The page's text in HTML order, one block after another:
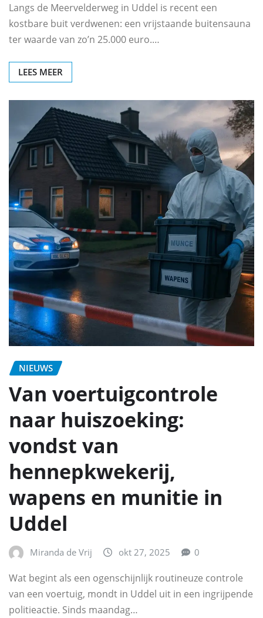
Langs de Meervelderweg in Uddel is recent een
kostbare buit verdwenen: een vrijstaande buitensauna
ter waarde van zo’n 25.000 euro.…
LEES MEER
NIEUWS
Van voertuigcontrole
naar huiszoeking:
vondst van
hennepkwekerij,
wapens en munitie in
Uddel
Miranda de Vrij okt 27, 2025 0
Wat begint als een ogenschijnlijk routineuze controle
van een voertuig, mondt in Uddel uit in een ingrijpende
politieactie. Sinds maandag…